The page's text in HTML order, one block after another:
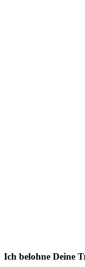
Ich belohne Deine